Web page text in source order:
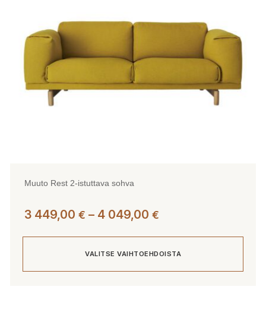
tuotteen
sivulla.
Muuto Rest 2-istuttava sohva
3 449,00 € – 4 049,00 €
-
4
VALITSE VAIHTOEHDOISTA